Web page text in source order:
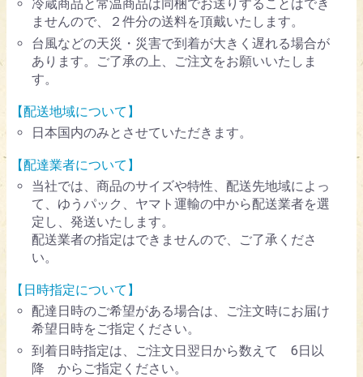
冷蔵商品と常温商品は同梱でお送りすることはでき
ませんので、２件分の送料を頂戴いたします。
台風などの天災・災害で到着が大きく遅れる場合が
あります。ご了承の上、ご注文をお願いいたしま
す。
【配送地域について】
日本国内のみとさせていただきます。
【配達業者について】
当社では、商品のサイズや特性、配送先地域によっ
て、ゆうパック、ヤマト運輸の中から配送業者を選
定し、発送いたします。
配送業者の指定はできませんので、ご了承くださ
い。
【日時指定について】
配達日時のご希望がある場合は、ご注文時にお届け
希望日時をご指定ください。
到着日時指定は、ご注文日翌日から数えて 6日以
降 からご指定ください。